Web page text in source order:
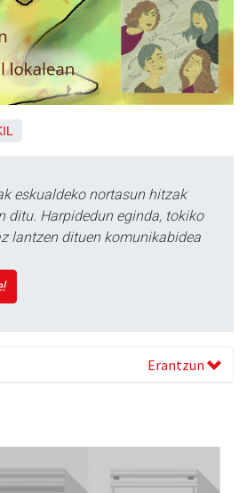
eskualdeko nortasun hitzak
ditu. Harpidedun eginda, tokiko
lantzen dituen komunikabidea
Erantzun